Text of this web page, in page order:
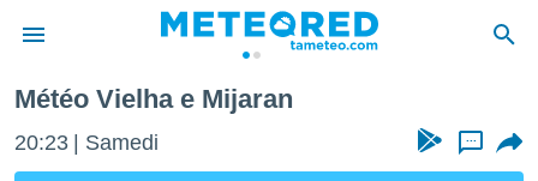
de
Météo Vielha e Mijaran
20:23 Samedi ...